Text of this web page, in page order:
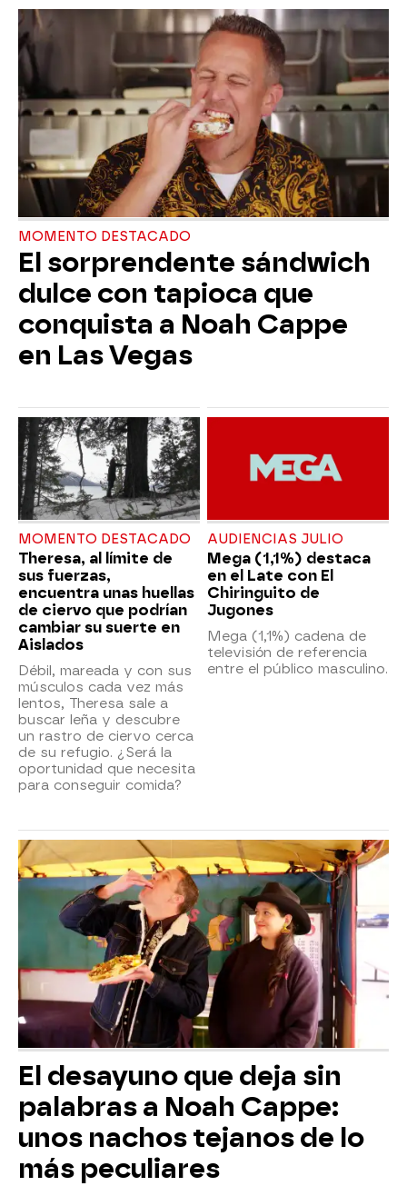
MOMENTO DESTACADO
El sorprendente sándwich
dulce con tapioca que
conquista a Noah Cappe
en Las Vegas
MOMENTO DESTACADO
Theresa, al límite de
sus fuerzas,
encuentra unas huellas
de ciervo que podrían
cambiar su suerte en
Aislados
Débil, mareada y con sus
músculos cada vez más
lentos, Theresa sale a
buscar leña y descubre
un rastro de ciervo cerca
de su refugio. ¿Será la
oportunidad que necesita
para conseguir comida?
AUDIENCIAS JULIO
Mega (1,1%) destaca
en el Late con El
Chiringuito de
Jugones
Mega (1,1%) cadena de
televisión de referencia
entre el público masculino.
El desayuno que deja sin
palabras a Noah Cappe:
unos nachos tejanos de lo
más peculiares